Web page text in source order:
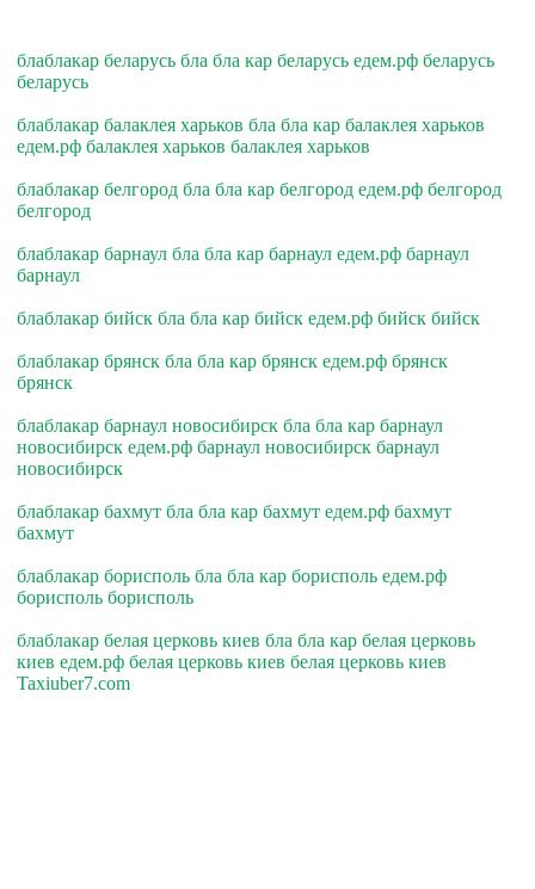
блаблакар беларусь бла бла кар беларусь едем.рф беларусь
беларусь
блаблакар балаклея харьков бла бла кар балаклея харьков
едем.рф балаклея харьков балаклея харьков
блаблакар белгород бла бла кар белгород едем.рф белгород
белгород
блаблакар барнаул бла бла кар барнаул едем.рф барнаул
барнаул
блаблакар бийск бла бла кар бийск едем.рф бийск бийск
блаблакар брянск бла бла кар брянск едем.рф брянск
брянск
блаблакар барнаул новосибирск бла бла кар барнаул
новосибирск едем.рф барнаул новосибирск барнаул
новосибирск
блаблакар бахмут бла бла кар бахмут едем.рф бахмут
бахмут
блаблакар борисполь бла бла кар борисполь едем.рф
борисполь борисполь
блаблакар белая церковь киев бла бла кар белая церковь
киев едем.рф белая церковь киев белая церковь киев
Taxiuber7.com